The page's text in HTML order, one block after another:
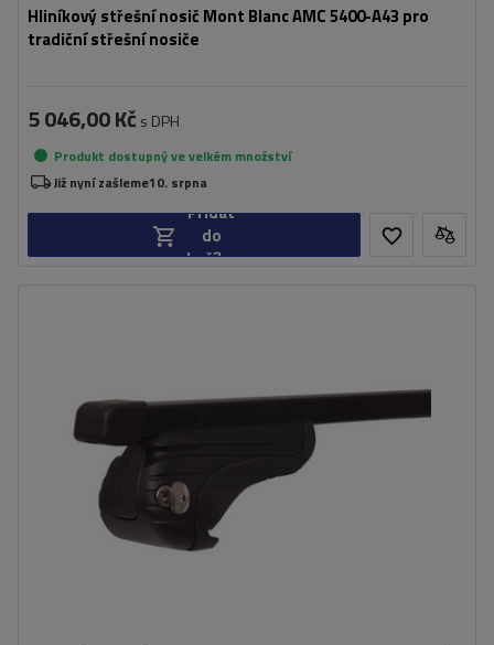
Hliníkový střešní nosič Mont Blanc AMC 5400-A43 pro
tradiční střešní nosiče
5 046,00 Kč s DPH
Produkt dostupný ve velkém množství
Již nyní zašleme10. srpna
Přidat
do
košíku